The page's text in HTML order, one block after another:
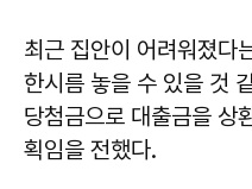
최근 집안이 어려워졌다
한시름 놓을 수 있을 것
당첨금으로 대출금을 상
획임을 전했다.